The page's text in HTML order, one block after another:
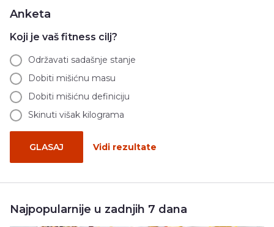
Anketa
Koji je vaš fitness cilj?
Održavati sadašnje stanje
Dobiti mišićnu masu
Dobiti mišićnu definiciju
Skinuti višak kilograma
GLASAJ Vidi rezultate
Najpopularnije u zadnjih 7 dana